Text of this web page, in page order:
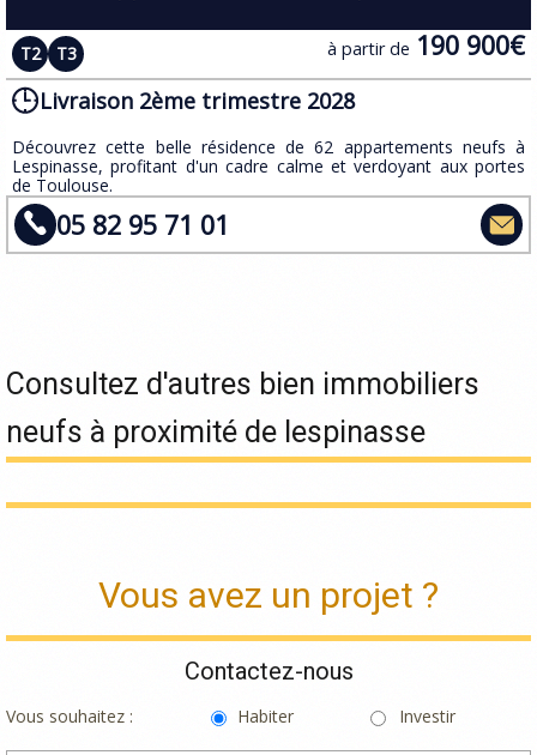
T2 T3 à partir de 190 900€
Livraison 2ème trimestre 2028
​Découvrez cette belle résidence de 62 appartements neufs à
Lespinasse, profitant d'un cadre calme et verdoyant aux portes
de Toulouse.
05 82 95 71 01
Consultez d'autres bien immobiliers
neufs à proximité de lespinasse
Vous avez un projet ?
Contactez-nous
Vous souhaitez : Habiter Investir